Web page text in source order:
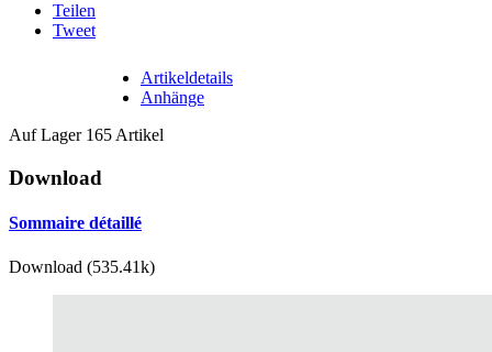
Teilen
Tweet
Artikeldetails
Anhänge
Auf Lager 165 Artikel
Download
Sommaire détaillé
Download (535.41k)